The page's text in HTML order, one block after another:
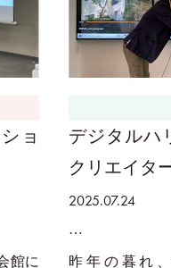
ョ
館に
デジタルハ
クリエイタ
2025.07.24
昨年の暮れ